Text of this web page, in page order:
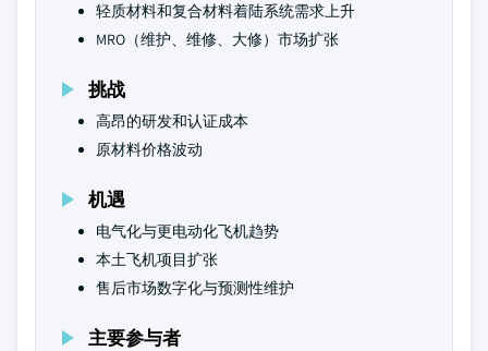
轻质材料和复合材料着陆系统需求上升
MRO（维护、维修、大修）市场扩张
挑战
高昂的研发和认证成本
原材料价格波动
机遇
电气化与更电动化飞机趋势
本土飞机项目扩张
售后市场数字化与预测性维护
主要参与者